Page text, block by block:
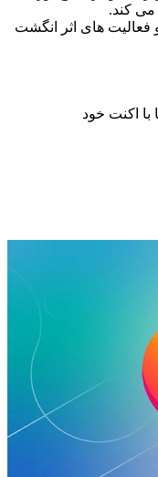
می کند.
های اثر انگشت
اکنت خود